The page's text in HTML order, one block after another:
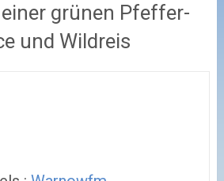
grünen Pfeffer-
und Wildreis